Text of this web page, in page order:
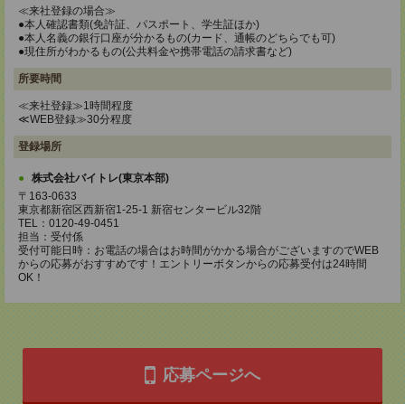
≪来社登録の場合≫
●本人確認書類(免許証、パスポート、学生証ほか)
●本人名義の銀行口座が分かるもの(カード、通帳のどちらでも可)
●現住所がわかるもの(公共料金や携帯電話の請求書など)
所要時間
≪来社登録≫1時間程度
≪WEB登録≫30分程度
登録場所
株式会社バイトレ(東京本部)
〒163-0633
東京都新宿区西新宿1-25-1 新宿センタービル32階
TEL：0120-49-0451
担当：受付係
受付可能日時：お電話の場合はお時間がかかる場合がございますのでWEB
からの応募がおすすめです！エントリーボタンからの応募受付は24時間
OK！
応募ページへ